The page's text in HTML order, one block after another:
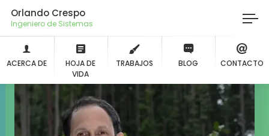
Orlando Crespo
Ingeniero de Sis
ACERCA DE
HOJA DE
VIDA
TRABAJOS BLOG CONTACTO